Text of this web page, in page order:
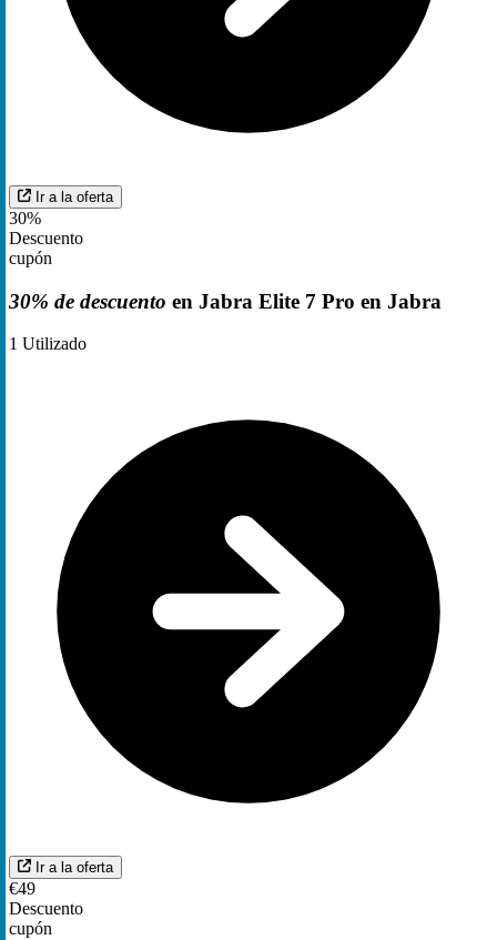
Ir a la oferta
30%
Descuento
cupón
30% de descuento en Jabra Elite 7 Pro en Jabra
1 Utilizado
Ir a la oferta
€49
Descuento
cupón